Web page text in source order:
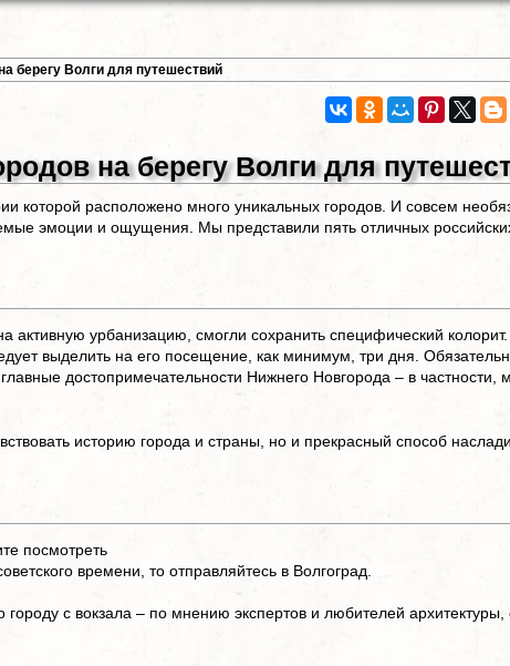
берегу Волги для путешествий
на берегу Волги для
которой расположено много уникальных городов. И совсем
эмоции и ощущения. Мы представили пять отличных
активную урбанизацию, смогли сохранить специфический
выделить на его посещение, как минимум, три дня.
достопримечательности Нижнего Новгорода – в частности,
историю города и страны, но и прекрасный способ
посмотреть
времени, то отправляйтесь в Волгоград.
с вокзала – по мнению экспертов и любителей архитектуры,